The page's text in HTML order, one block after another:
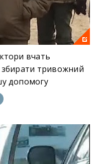
вчать
збирати тривожний
допомогу